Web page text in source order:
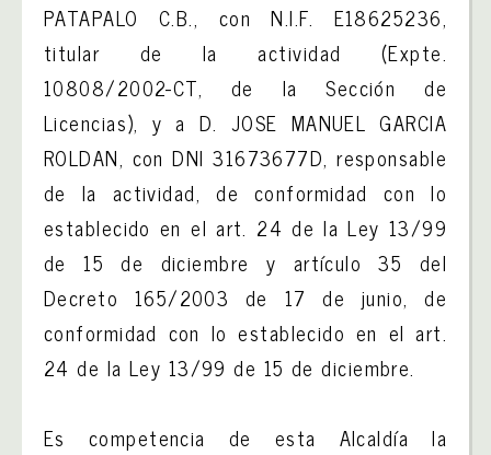
PATAPALO C.B., con N.I.F. E18625236,
titular de la actividad (Expte.
10808/2002-CT, de la Sección de
Licencias), y a D. JOSE MANUEL GARCIA
ROLDAN, con DNI 31673677D, responsable
de la actividad, de conformidad con lo
establecido en el art. 24 de la Ley 13/99
de 15 de diciembre y artículo 35 del
Decreto 165/2003 de 17 de junio, de
conformidad con lo establecido en el art.
24 de la Ley 13/99 de 15 de diciembre.
Es competencia de esta Alcaldía la